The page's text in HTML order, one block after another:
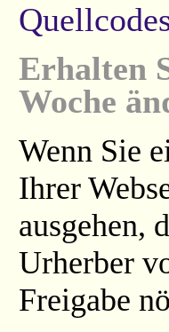
Erhalten
Woche
Wenn Sie
Ihrer
ausgehen,
Urherber
Freigabe